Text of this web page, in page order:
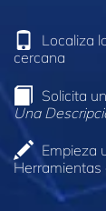
Localiza
cercana
Solicita
Una
Empieza
Herramientas